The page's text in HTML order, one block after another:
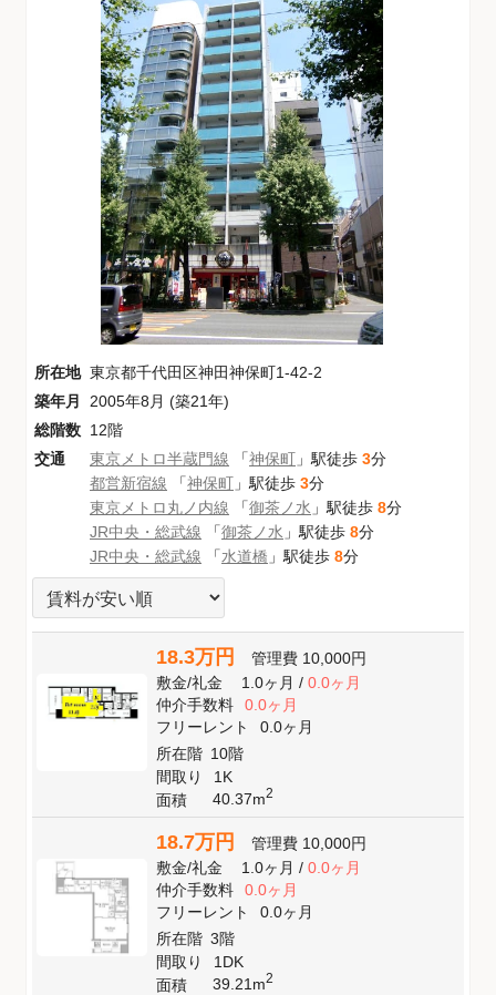
所在地 東京都千代田区神田神保町1-42-2
築年月
2005年8月 (築21年)
総階数 12階
交通
東京メトロ半蔵門線 「神保町 」駅徒歩 3分
都営新宿線 「神保町 」駅徒歩 3分
東京メトロ丸ノ内線 「御茶ノ水 」駅徒歩 8分
JR中央・総武線 「御茶ノ水 」駅徒歩 8分
JR中央・総武線 「水道橋 」駅徒歩 8分
18.3万円 管理費 10,000円
敷金/礼金 1.0ヶ月/ 0.0ヶ月
仲介手数料
0.0ヶ月
フリーレント
0.0ヶ月
所在階 10階
間取り
1K
面積
40.37m2
18.7万円 管理費 10,000円
敷金/礼金 1.0ヶ月/ 0.0ヶ月
仲介手数料
0.0ヶ月
フリーレント
0.0ヶ月
所在階 3階
間取り
1DK
面積
39.21m2